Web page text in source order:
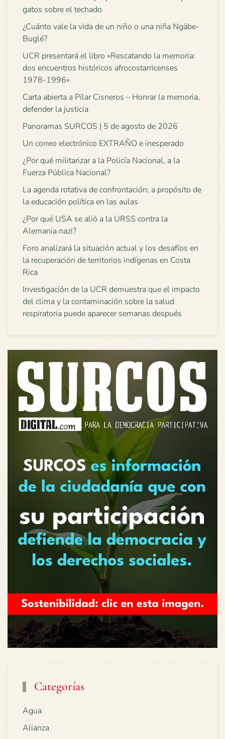
gatos sobre el techado
¿Cuánto vale la vida de un niño o una niña Ngäbe-
Buglé?
UCR presentará el libro «Rescatando la memoria:
dos encuentros históricos afrocostarricenses
1978-1996»
Carta abierta a Pilar Cisneros – Honrar la memoria,
defender la justicia
Panoramas SURCOS | 5 de agosto de 2026
Un correo electrónico EXTRAÑO e inesperado
¿Por qué militarizar a la Policía Nacional, a la
Fuerza Pública Nacional?
La agenda rotativa de confrontación: a propósito de
la educación política en las aulas
¿Por qué USA se alió a la URSS contra la
Alemania nazi?
Foro analizará la situación actual y los desafíos en
la recuperación de territorios indígenas en Costa
Rica
Investigación de la UCR demuestra que el impacto
del clima y la contaminación sobre la salud
respiratoria puede aparecer semanas después
Categorías
Agua
Alianza